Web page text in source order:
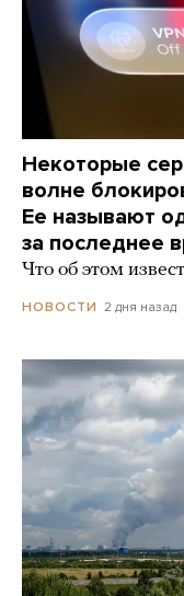
Некоторые
волне
Ее называют
за последнее
Что об этом
НОВОСТИ 2 дня назад